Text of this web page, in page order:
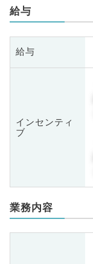
給与
給与
インセンティ
ブ
業務内容